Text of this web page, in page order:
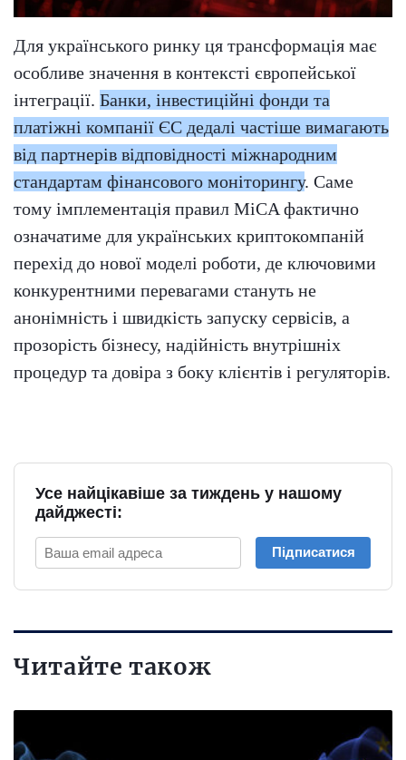
Для українського ринку ця трансформація має
особливе значення в контексті європейської
інтеграції. Банки, інвестиційні фонди та
платіжні компанії ЄС дедалі частіше вимагають
від партнерів відповідності міжнародним
стандартам фінансового моніторингу. Саме
тому імплементація правил MiCA фактично
означатиме для українських криптокомпаній
перехід до нової моделі роботи, де ключовими
конкурентними перевагами стануть не
анонімність і швидкість запуску сервісів, а
прозорість бізнесу, надійність внутрішніх
процедур та довіра з боку клієнтів і регуляторів.
Усе найцікавіше за тиждень у нашому
дайджесті:
Підписатися
Читайте також